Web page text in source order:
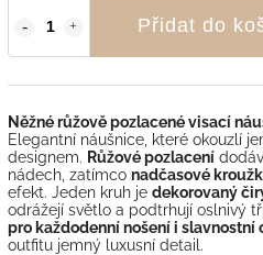
Přidat do
Něžné růžově pozlacené visací
Elegantní náušnice, které okouzlí
designem. Růžové pozlacení
nádech, zatímco nadčasové
efekt. Jeden kruh je dekorovaný
odrážejí světlo a podtrhují oslnivý
pro každodenní nošení i slavnostní
outfitu jemný luxusní detail.